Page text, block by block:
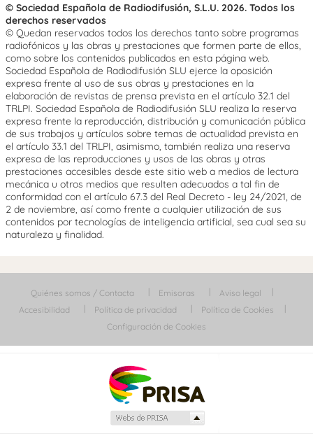
© Sociedad Española de Radiodifusión, S.L.U. 2026. Todos los
derechos reservados
© Quedan reservados todos los derechos tanto sobre programas
radiofónicos y las obras y prestaciones que formen parte de ellos,
como sobre los contenidos publicados en esta página web.
Sociedad Española de Radiodifusión SLU ejerce la oposición
expresa frente al uso de sus obras y prestaciones en la
elaboración de revistas de prensa prevista en el artículo 32.1 del
TRLPI. Sociedad Española de Radiodifusión SLU realiza la reserva
expresa frente la reproducción, distribución y comunicación pública
de sus trabajos y artículos sobre temas de actualidad prevista en
el artículo 33.1 del TRLPI, asimismo, también realiza una reserva
expresa de las reproducciones y usos de las obras y otras
prestaciones accesibles desde este sitio web a medios de lectura
mecánica u otros medios que resulten adecuados a tal fin de
conformidad con el artículo 67.3 del Real Decreto - ley 24/2021, de
2 de noviembre, así como frente a cualquier utilización de sus
contenidos por tecnologías de inteligencia artificial, sea cual sea su
naturaleza y finalidad.
Quiénes somos / Contacta Emisoras
Aviso legal
Accesibilidad
Política de privacidad
Política de Cookies
Configuración de Cookies